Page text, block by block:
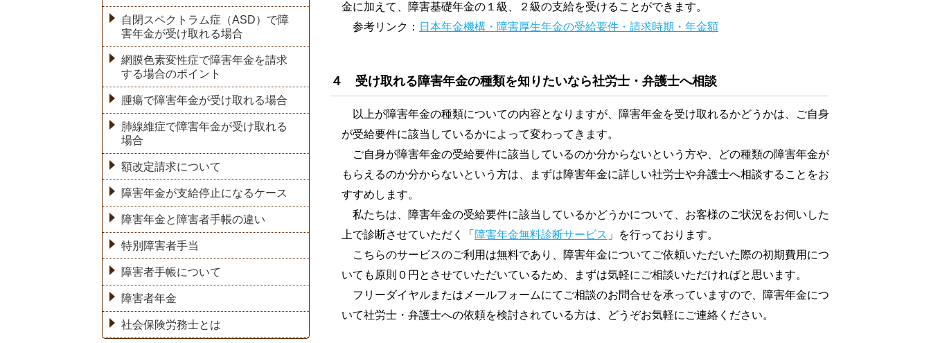
金に加えて、障害基礎年金の１級、２級の支給を受けることができます。
参考リンク： 日本年金機構・障害厚生年金の受給要件・請求時期・年金額
４ 受け取れる障害年金の種類を知りたいなら社労士・弁護士へ相談
以上が障害年金の種類についての内容となりますが、障害年金を受け取れるかどうかは、ご自身
が受給要件に該当しているかによって変わってきます。
ご自身が障害年金の受給要件に該当しているのか分からないという方や、どの種類の障害年金が
もらえるのか分からないという方は、まずは障害年金に詳しい社労士や弁護士へ相談することをお
すすめします。
私たちは、障害年金の受給要件に該当しているかどうかについて、お客様のご状況をお伺いした
上で診断させていただく「 障害年金無料診断サービス 」を行っております。
こちらのサービスのご利用は無料であり、障害年金についてご依頼いただいた際の初期費用につ
いても原則０円とさせていただいているため、まずは気軽にご相談いただければと思います。
フリーダイヤルまたはメールフォームにてご相談のお問合せを承っていますので、障害年金につ
いて社労士・弁護士への依頼を検討されている方は、どうぞお気軽にご連絡ください。
自閉スペクトラム症（ASD）で障
害年金が受け取れる場合
網膜色素変性症で障害年金を請求
する場合のポイント
腫瘍で障害年金が受け取れる場合
肺線維症で障害年金が受け取れる
場合
額改定請求について
障害年金が支給停止になるケース
障害年金と障害者手帳の違い
特別障害者手当
障害者手帳について
障害者年金
社会保険労務士とは